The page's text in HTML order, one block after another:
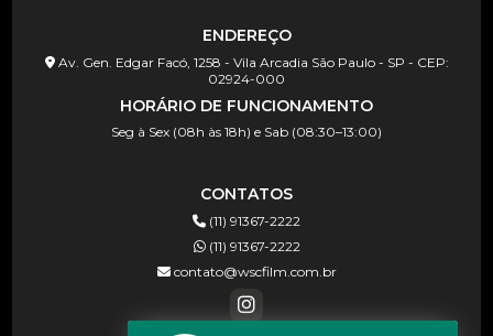
ENDEREÇO
Av. Gen. Edgar Facó, 1258 - Vila Arcadia São Paulo - SP - CEP:
02924-000
HORÁRIO DE FUNCIONAMENTO
Seg à Sex (08h às 18h) e Sab (08:30–13:00)
CONTATOS
(11) 91367-2222
(11) 91367-2222
contato@wscfilm.com.br